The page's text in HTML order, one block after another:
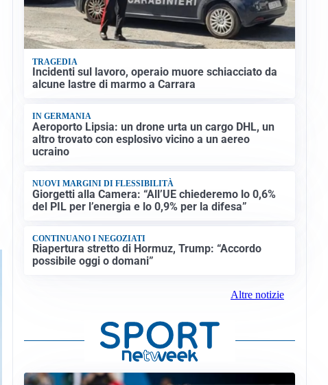
TRAGEDIA
Incidenti sul lavoro, operaio muore schiacciato da
alcune lastre di marmo a Carrara
IN GERMANIA
Aeroporto Lipsia: un drone urta un cargo DHL, un
altro trovato con esplosivo vicino a un aereo
ucraino
NUOVI MARGINI DI FLESSIBILITÀ
Giorgetti alla Camera: “All’UE chiederemo lo 0,6%
del PIL per l’energia e lo 0,9% per la difesa”
CONTINUANO I NEGOZIATI
Riapertura stretto di Hormuz, Trump: “Accordo
possibile oggi o domani”
Altre notizie